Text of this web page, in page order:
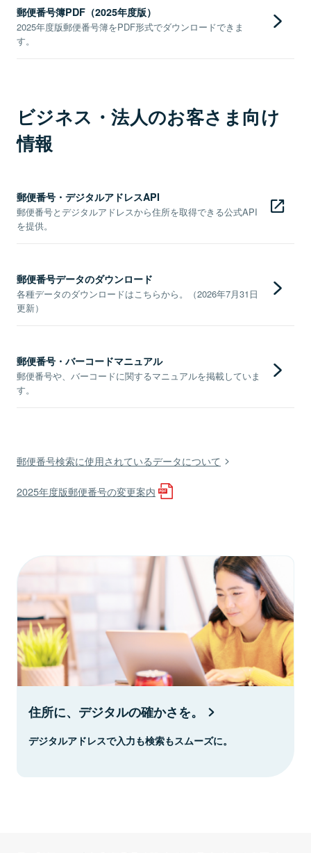
郵便番号簿PDF（2025年度版）
2025年度版郵便番号簿をPDF形式でダウンロードできま
す。
ビジネス・法人のお客さま向け
情報
郵便番号・デジタルアドレスAPI
郵便番号とデジタルアドレスから住所を取得できる公式API
を提供。
郵便番号データのダウンロード
各種データのダウンロードはこちらから。（2026年7月31日
更新）
郵便番号・バーコードマニュアル
郵便番号や、バーコードに関するマニュアルを掲載していま
す。
郵便番号検索に使用されているデータについて
2025年度版郵便番号の変更案内
住所に、デジタルの確かさを。
デジタルアドレスで入力も検索もスムーズに。